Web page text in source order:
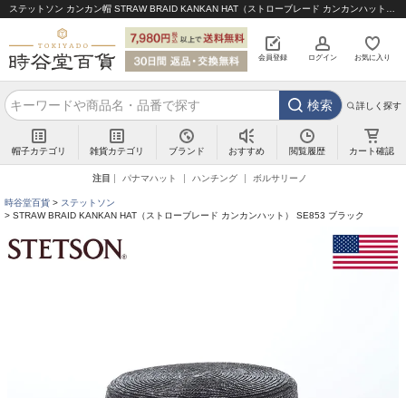
会員登録 ログイン お気に入り
検索 詳しく探す
帽子カテゴリ 雑貨カテゴリ ブランド おすすめ 閲覧履歴 カート確認
注目 パナマハット ハンチング ボルサリーノ
時谷堂百貨
ステットソン
STRAW BRAID KANKAN HAT（ストローブレード カンカンハット） SE853 ブラック